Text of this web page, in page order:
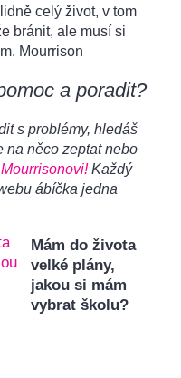
celý život, v tom
bránit, ale musí si
Mourrison
a poradit?
s problémy, hledáš
na něco zeptat nebo
Každý
ábíčka jedna
Mám do života
velké plány,
jakou si mám
vybrat školu?